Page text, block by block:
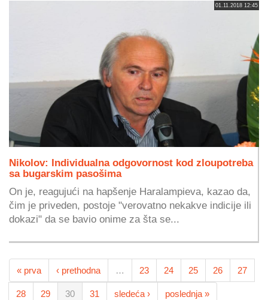
01.11.2018 12:45
Nikolov: Individualna odgovornost kod zloupotreba
sa bugarskim pasošima
On je, reagujući na hapšenje Haralampieva, kazao da,
čim je priveden, postoje "verovatno nekakve indicije ili
dokazi" da se bavio onime za šta se...
« prva ‹ prethodna … 23 24 25 26 27
28 29 30 31 sledeća › poslednja »